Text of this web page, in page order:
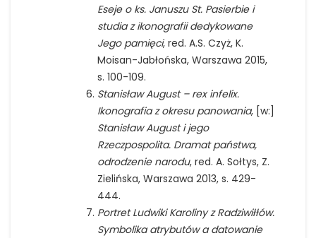
Eseje o ks. Januszu St. Pasierbie i
studia z ikonografii dedykowane
Jego pamięci, red. A.S. Czyż, K.
Moisan-Jabłońska, Warszawa 2015,
s. 100-109.
Stanisław August – rex infelix.
Ikonografia z okresu panowania, [w:]
Stanisław August i jego
Rzeczpospolita. Dramat państwa,
odrodzenie narodu, red. A. Sołtys, Z.
Zielińska, Warszawa 2013, s. 429-
444.
Portret Ludwiki Karoliny z Radziwiłłów.
Symbolika atrybutów a datowanie